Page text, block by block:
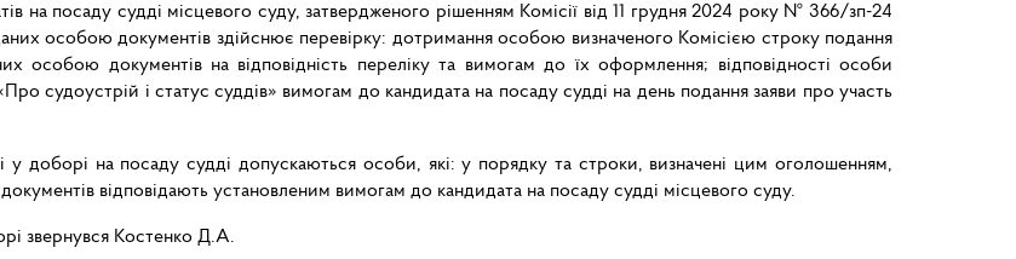
на посаду судді місцевого суду, затвердженого рішенням Комісії від 11 грудня 2024 року № 366/зп-24
особою документів здійснює перевірку: дотримання особою визначеного Комісією строку подання
особою документів на відповідність переліку та вимогам до їх оформлення; відповідності особи
судоустрій і статус суддів» вимогам до кандидата на посаду судді на день подання заяви про участь
у доборі на посаду судді допускаються особи, які: у порядку та строки, визначені цим оголошенням,
відповідають установленим вимогам до кандидата на посаду судді місцевого суду.
звернувся Костенко Д.А.